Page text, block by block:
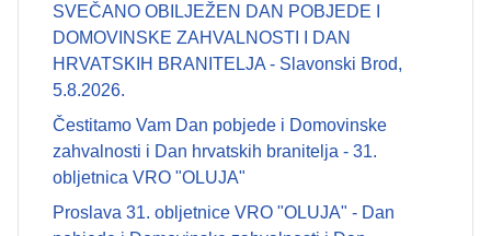
SVEČANO OBILJEŽEN DAN POBJEDE I
DOMOVINSKE ZAHVALNOSTI I DAN
HRVATSKIH BRANITELJA - Slavonski Brod,
5.8.2026.
Čestitamo Vam Dan pobjede i Domovinske
zahvalnosti i Dan hrvatskih branitelja - 31.
obljetnica VRO "OLUJA"
Proslava 31. obljetnice VRO "OLUJA" - Dan